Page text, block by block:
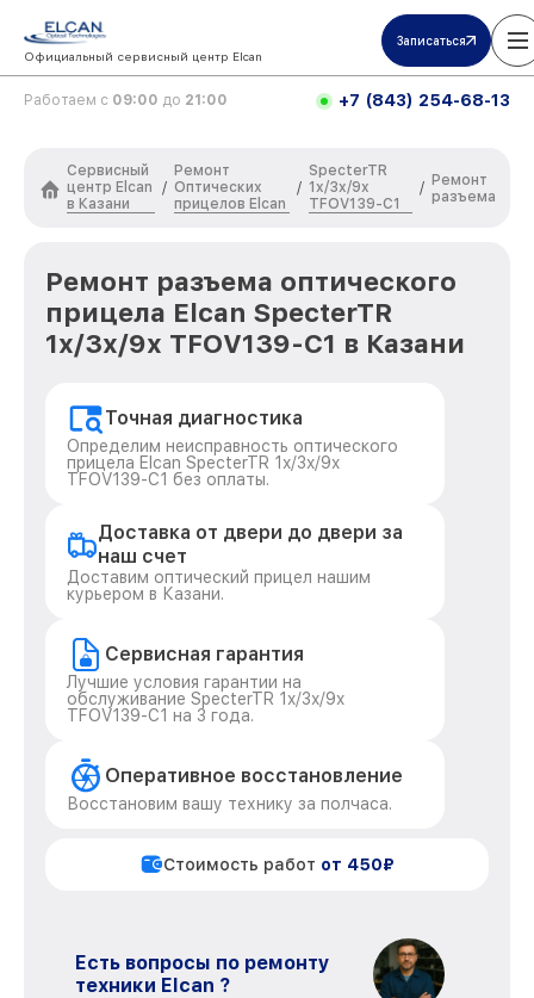
Официальный сервисный центр Elcan
Записаться
Работаем с 09:00 до 21:00 +7 (843) 254-68-13
Сервисный
центр Elcan
в Казани
/
Ремонт
Оптических
прицелов Elcan
/
SpecterTR
1x/3x/9x
TFOV139-C1
/ Ремонт
разъема
Ремонт разъема оптического
прицела Elcan SpecterTR
1x/3x/9x TFOV139-C1 в Казани
Точная диагностика
Определим неисправность оптического
прицела Elcan SpecterTR 1x/3x/9x
TFOV139-C1 без оплаты.
Доставка от двери до двери за
наш счет
Доставим оптический прицел нашим
курьером в Казани.
Сервисная гарантия
Лучшие условия гарантии на
обслуживание SpecterTR 1x/3x/9x
TFOV139-C1 на 3 года.
Оперативное восстановление
Восстановим вашу технику за полчаса.
Стоимость работ от 450₽
Есть вопросы по ремонту
техники Elcan ?